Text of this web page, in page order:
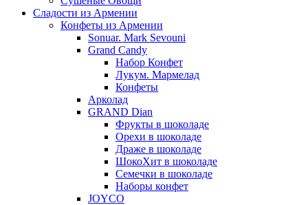
Сладости из Армении
Конфеты из Армении
Sonuar. Mark Sevouni
Grand Candy
Набор Конфет
Лукум. Мармелад
Конфеты
Арколад
GRAND Dian
Фрукты в шоколаде
Орехи в шоколаде
Драже в шоколаде
ШокоХит в шоколаде
Семечки в шоколаде
Наборы конфет
JOYCO